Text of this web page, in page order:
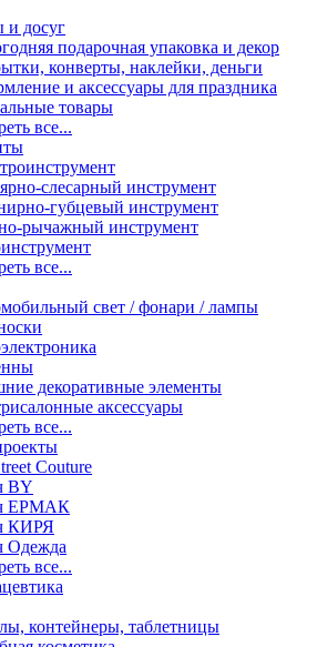
и досуг
подарочная упаковка и декор
конверты, наклейки, деньги
и аксессуары для праздника
товары
все...
слесарный инструмент
губцевый инструмент
рычажный инструмент
все...
свет / фонари / лампы
декоративные элементы
аксессуары
все...
Couture
BY
ЕРМАК
КИРЯ
Одежда
все...
контейнеры, таблетницы